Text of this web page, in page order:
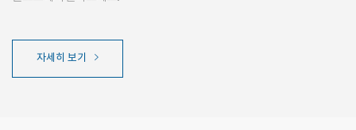
자세히 보기